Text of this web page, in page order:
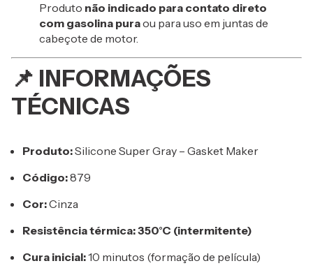
Produto não indicado para contato direto
com gasolina puraou para uso em juntas de
cabeçote de motor.
📌 INFORMAÇÕES
TÉCNICAS
Produto:Silicone Super Gray – Gasket Maker
Código:879
Cor:Cinza
Resistência térmica:350°C (intermitente)
Cura inicial:10 minutos (formação de película)